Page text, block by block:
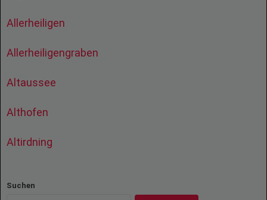
Allerheiligen
Allerheiligengraben
Altaussee
Althofen
Altirdning
Suchen